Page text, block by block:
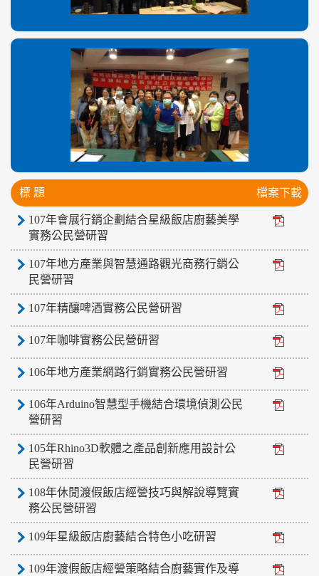
標 題 檔案下載
107年會展行銷企劃結合星級飯店廚藝美學
實務公民營研習
107年地方產業與智慧通路觀光商務行銷公
民營研習
107年精釀啤酒實務公民營研習
107年咖啡實務公民營研習
106年地方產業網路行銷實務公民營研習
106年Arduino智慧型手機結合環境偵測公民
營研習
105年Rhino3D軟體之產品創新應用設計公
民營研習
108年休閒渡假飯店經營技巧與解說導覽實
務公民營研習
109年星級飯店廚藝結合特色小吃研習
109年渡假飯店經營策略結合廚藝實作及導